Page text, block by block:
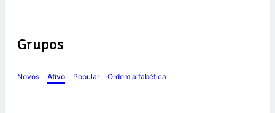
Grupos
Novos Ativo Popular Ordem alfabética